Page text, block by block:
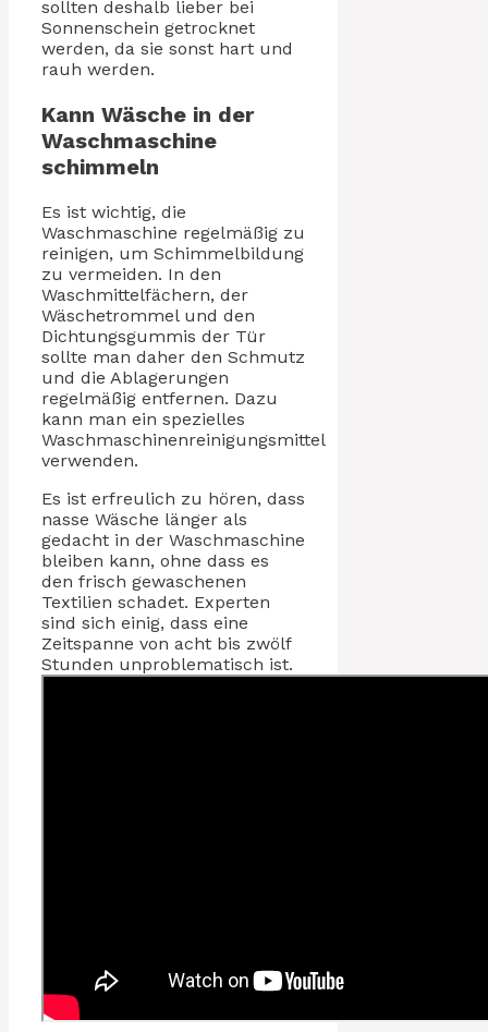
sollten deshalb lieber bei
Sonnenschein getrocknet
werden, da sie sonst hart und
rauh werden.
Kann Wäsche in der
Waschmaschine
schimmeln
Es ist wichtig, die
Waschmaschine regelmäßig zu
reinigen, um Schimmelbildung
zu vermeiden. In den
Waschmittelfächern, der
Wäschetrommel und den
Dichtungsgummis der Tür
sollte man daher den Schmutz
und die Ablagerungen
regelmäßig entfernen. Dazu
kann man ein spezielles
Waschmaschinenreinigungsmittel
verwenden.
Es ist erfreulich zu hören, dass
nasse Wäsche länger als
gedacht in der Waschmaschine
bleiben kann, ohne dass es
den frisch gewaschenen
Textilien schadet. Experten
sind sich einig, dass eine
Zeitspanne von acht bis zwölf
Stunden unproblematisch ist.